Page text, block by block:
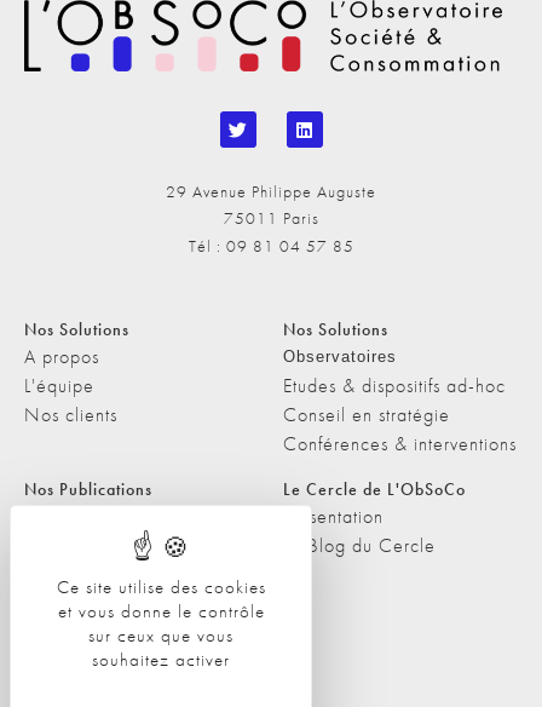
Ce site utilise des cookies
et vous donne le contrôle
sur ceux que vous
souhaitez activer
29 Avenue Philippe Auguste
75011 Paris
Tél : 09 81 04 57 85
Nos Solutions
A propos
L'équipe
Nos clients
Nos Solutions
Observatoires
Etudes & dispositifs ad-hoc
Conseil en stratégie
Conférences & interventions
Nos Publications
Les Podcasts de L'ObSoCo
L'ObSoCo dans les médias
Le Cercle de L'ObSoCo
Présentation
Le Blog du Cercle
Contacts
Nous contacter